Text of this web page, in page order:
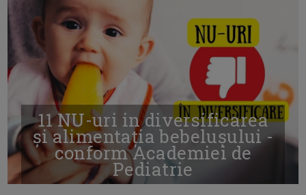
11 NU-uri in diversificarea
și alimentația bebelușului -
conform Academiei de
Pediatrie